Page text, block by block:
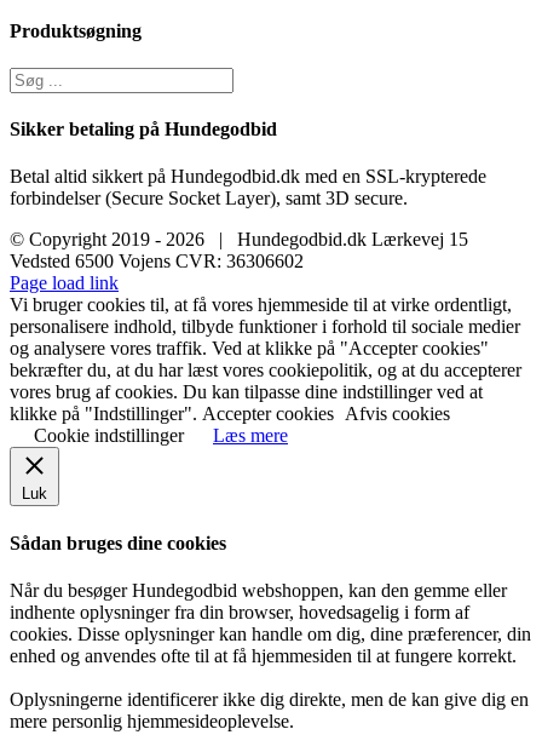
Produktsøgning
Sikker betaling på Hundegodbid
Betal altid sikkert på Hundegodbid.dk med en SSL-krypterede
forbindelser (Secure Socket Layer), samt 3D secure.
© Copyright 2019 - 2026 | Hundegodbid.dk Lærkevej 15
Vedsted 6500 Vojens CVR: 36306602
Facebook
Instagram
E-
mail
Page load link
Vi bruger cookies til, at få vores hjemmeside til at virke ordentligt,
personalisere indhold, tilbyde funktioner i forhold til sociale medier
og analysere vores traffik. Ved at klikke på "Accepter cookies"
bekræfter du, at du har læst vores cookiepolitik, og at du accepterer
vores brug af cookies. Du kan tilpasse dine indstillinger ved at
klikke på "Indstillinger". Accepter cookies Afvis cookies
Cookie indstillinger
Læs mere
Luk
Sådan bruges dine cookies
Når du besøger Hundegodbid webshoppen, kan den gemme eller
indhente oplysninger fra din browser, hovedsagelig i form af
cookies. Disse oplysninger kan handle om dig, dine præferencer, din
enhed og anvendes ofte til at få hjemmesiden til at fungere korrekt.
Oplysningerne identificerer ikke dig direkte, men de kan give dig en
mere personlig hjemmesideoplevelse.